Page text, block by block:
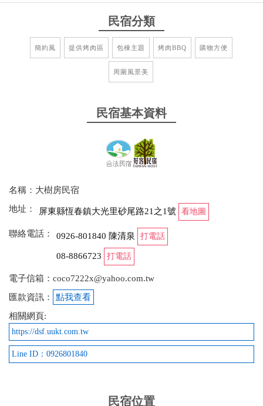
民宿分類
簡約風 提供烤肉區 包棟主題 烤肉BBQ 購物方便
周圍風景美
民宿基本資料
名稱：大樹房民宿
地址：
屏東縣恆春鎮大光里砂尾路21之1號 看地圖
聯絡電話： 0926-801840 陳清泉 打電話
08-8866723 打電話
電子信箱：coco7222x@yahoo.com.tw
匯款資訊：
點我查看
相關網頁:
https://dsf.uukt.com.tw
Line ID：0926801840
民宿位置